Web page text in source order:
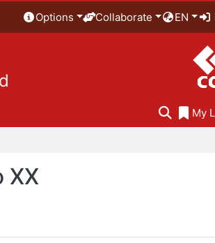
Options Collaborate EN
My
XX